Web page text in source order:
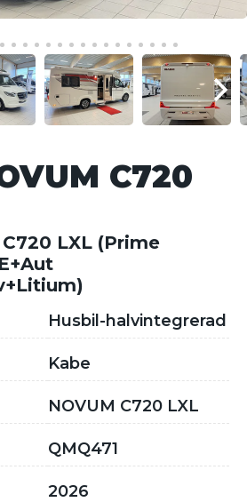
C720
LXL (Prime
Husbil-halvintegrerad
Kabe
NOVUM C720 LXL
QMQ471
2026